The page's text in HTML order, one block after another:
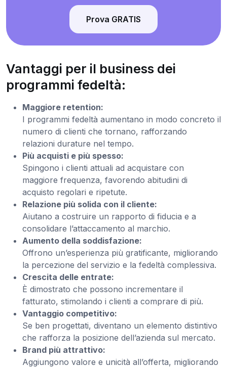
Prova GRATIS
Vantaggi per il business dei
programmi fedeltà:
Maggiore retention:
I programmi fedeltà aumentano in modo concreto il
numero di clienti che tornano, rafforzando
relazioni durature nel tempo.
Più acquisti e più spesso:
Spingono i clienti attuali ad acquistare con
maggiore frequenza, favorendo abitudini di
acquisto regolari e ripetute.
Relazione più solida con il cliente:
Aiutano a costruire un rapporto di fiducia e a
consolidare l’attaccamento al marchio.
Aumento della soddisfazione:
Offrono un’esperienza più gratificante, migliorando
la percezione del servizio e la fedeltà complessiva.
Crescita delle entrate:
È dimostrato che possono incrementare il
fatturato, stimolando i clienti a comprare di più.
Vantaggio competitivo:
Se ben progettati, diventano un elemento distintivo
che rafforza la posizione dell’azienda sul mercato.
Brand più attrattivo:
Aggiungono valore e unicità all’offerta, migliorando